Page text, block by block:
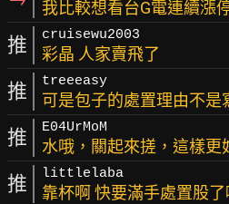
我比較想看台G電連續漲
推 cruisewu2003
彩晶 人家賣飛了
推 treeeasy
可是包子的處置理由不是
推 E04UrMoM
水哦，關起來搓，這樣更
推 littlelaba
靠杯啊 快要滿手處置股了